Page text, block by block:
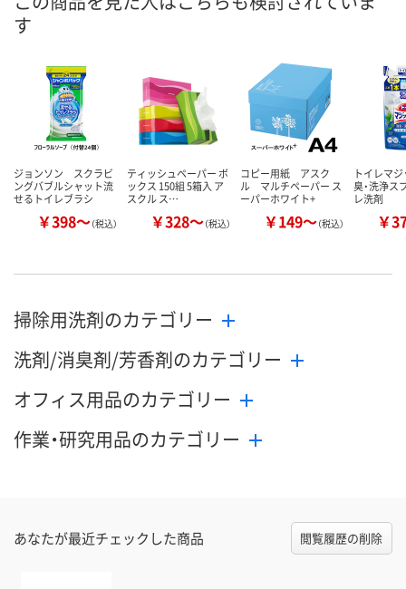
在庫 入荷待ち あり 1点
お取り扱い終了しま
した
数量
カゴへ カ
す
ジョンソン スクラビ
ングバブルシャット流
せるトイレブラシ
￥398～（税込）
ティッシュペーパー ボ
ックス 150組 5箱入 ア
スクル ス…
￥328～（税込）
コピー用紙 アスク
ル マルチペーパー ス
ーパーホワイト+
￥149～（税込）
トイレマ
臭・洗浄ス
レ洗剤
￥
掃除用洗剤のカテゴリー
洗剤/消臭剤/芳香剤のカテゴリー
オフィス用品のカテゴリー
作業・研究用品のカテゴリー
あなたが最近チェックした商品 閲覧履歴の削除